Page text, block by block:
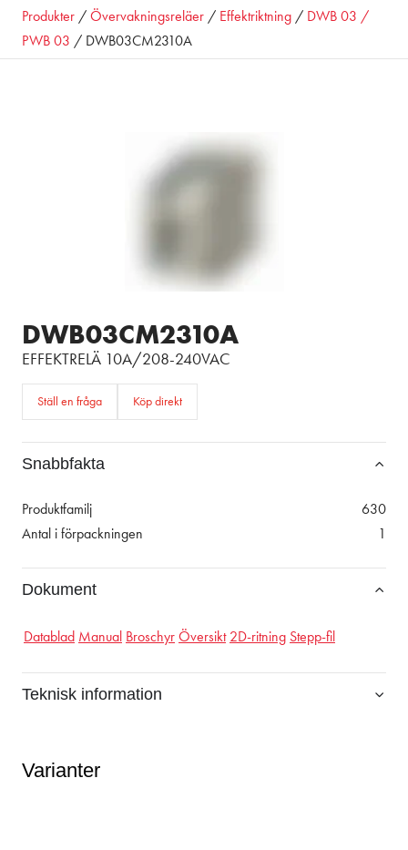
Produkter / Övervakningsreläer / Effektriktning / DWB 03 /
PWB 03 / DWB03CM2310A
DWB03CM2310A
EFFEKTRELÄ 10A/208-240VAC
Ställ en fråga Köp direkt
Snabbfakta
Produktfamilj
630
Antal i förpackningen
1
Dokument
Datablad Manual Broschyr Översikt 2D-ritning Stepp-fil
Teknisk information
Varianter